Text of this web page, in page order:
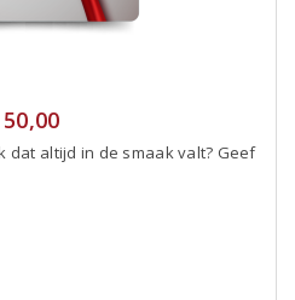
dat altijd in de smaak valt? Geef